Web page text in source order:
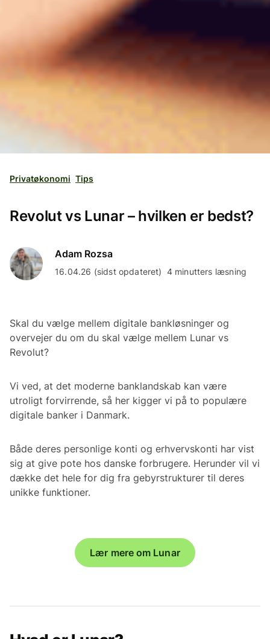
Privatøkonomi Tips
Revolut vs Lunar – hvilken er bedst?
Adam Rozsa
16.04.26 (sidst opdateret) 4 minutters læsning
Skal du vælge mellem digitale bankløsninger og
overvejer du om du skal vælge mellem Lunar vs
Revolut?
Vi ved, at det moderne banklandskab kan være
utroligt forvirrende, så her kigger vi på to populære
digitale banker i Danmark.
Både deres personlige konti og erhvervskonti har vist
sig at give pote hos danske forbrugere. Herunder vil vi
dække det hele for dig fra gebyrstrukturer til deres
unikke funktioner.
Lær mere om Lunar